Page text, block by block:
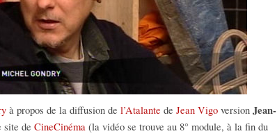
à propos de la diffusion de l’Atalante de Jean Vigo version Jean-
site de CineCinéma (la vidéo se trouve au 8° module, à la fin du